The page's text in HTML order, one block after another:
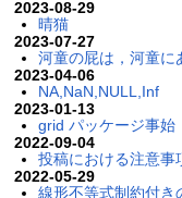
2023-08-29
晴猫
2023-07-27
河童の屁は，河童に
2023-04-06
NA,NaN,NULL,Inf
2023-01-13
grid パッケージ事始
2022-09-04
投稿における注意事
2022-05-29
線形不等式制約付き